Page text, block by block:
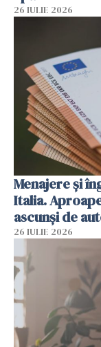
26 IULIE 2026
Menajere și
Italia.
ascunși de
26 IULIE 2026